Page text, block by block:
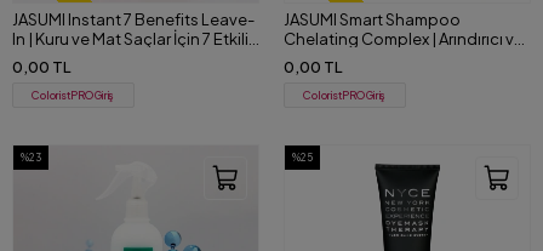
JASUMI Instant 7 Benefits Leave-
In | Kuru ve Mat Saçlar İçin 7 Etkili
Durulanmayan Bakım Kremi 200
ml
0,00 TL
ColoristPRO Giriş
JASUMI Smart Shampoo
Chelating Complex | Arındırıcı ve
Onarıcı Şampuan 500 ml
0,00 TL
ColoristPRO Giriş
%23 %25